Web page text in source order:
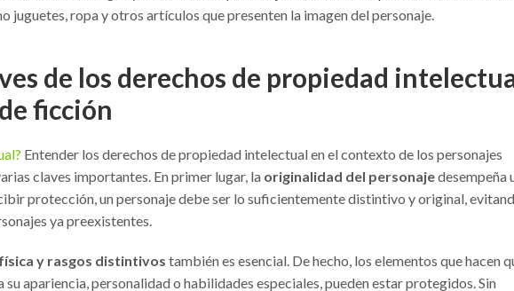
juguetes, ropa y otros artículos que presenten la imagen del personaje.
de los derechos de propiedad
ficción
Entender los derechos de propiedad intelectual en el contexto de los personajes
claves importantes. En primer lugar, la originalidad del personajedesempeña
protección, un personaje debe ser lo suficientemente distintivo y original,
ya preexistentes.
y rasgos distintivos también es esencial. De hecho, los elementos que hacen
su apariencia, personalidad o habilidades especiales, pueden estar protegidos. Sin